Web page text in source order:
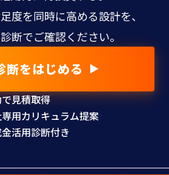
度を同時に高める設計を、
断でご確認ください。
断をはじめる
見積取得
用カリキュラム提案
活用診断付き